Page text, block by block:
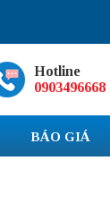
Hotline
0903496668
BÁO GIÁ